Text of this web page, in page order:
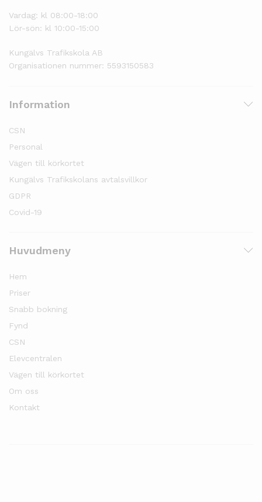
Vardag: kl 08:00-18:00
Lör-sön: kl 10:00-15:00
Kungälvs Trafikskola AB
Organisationen nummer: 5593150583
Information
CSN
Personal
Vägen till körkortet
Kungälvs Trafikskolans avtalsvillkor
GDPR
Covid-19
Huvudmeny
Hem
Priser
Snabb bokning
Fynd
CSN
Elevcentralen
Vägen till körkortet
Om oss
Kontakt